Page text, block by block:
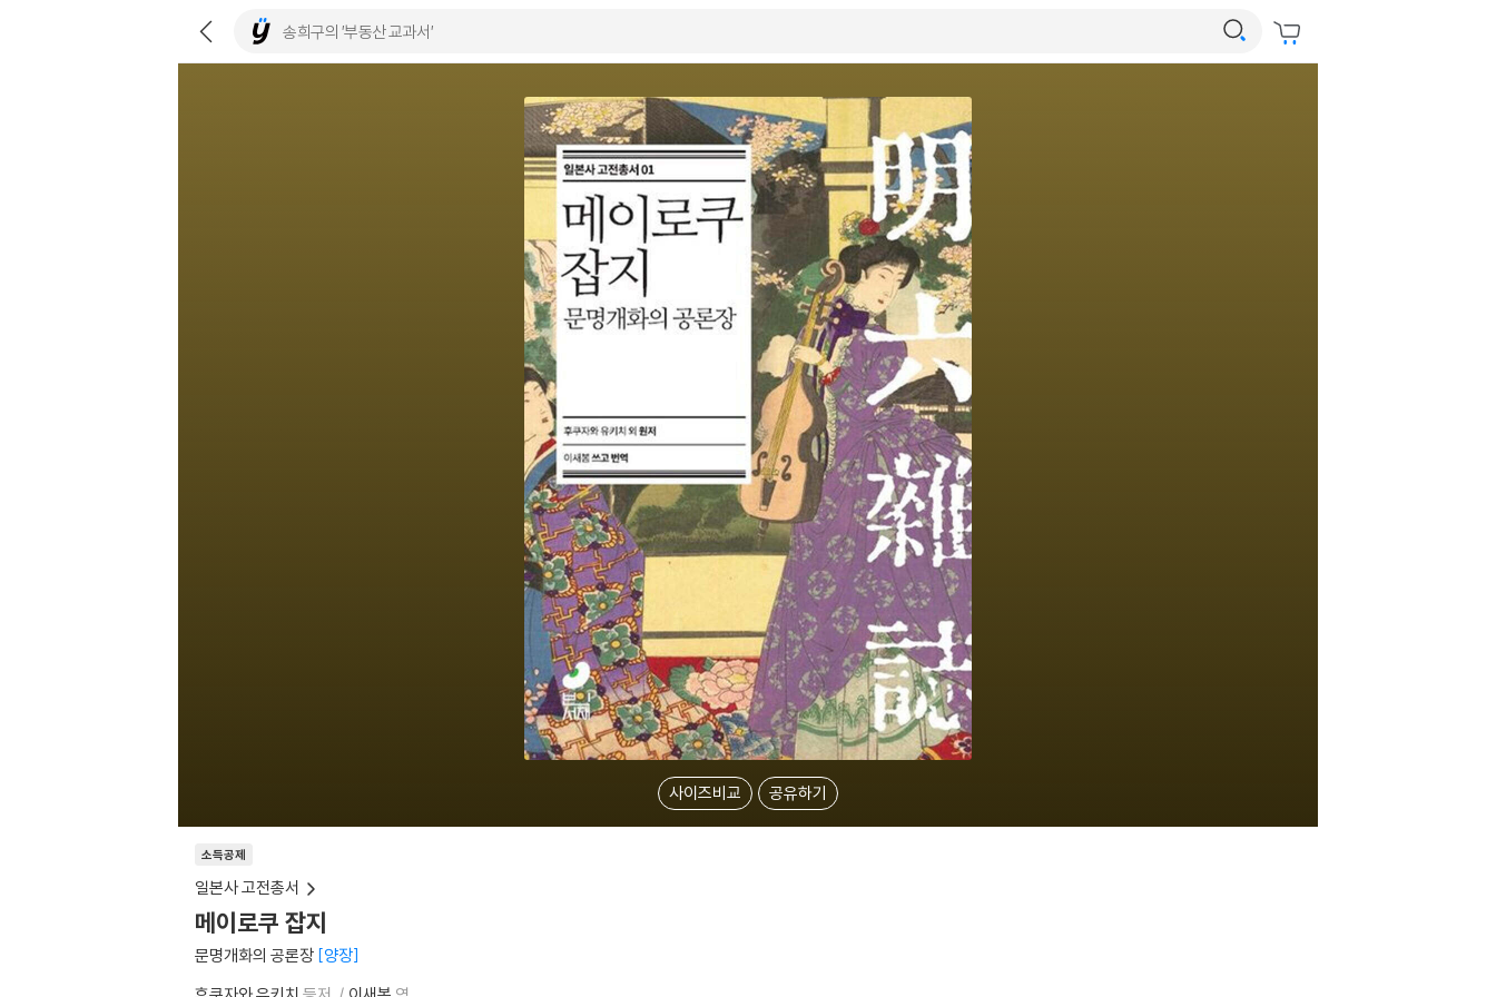
사이즈비교 공유하기
소득공제
일본사 고전총서
메이로쿠 잡지
문명개화의 공론장 양장